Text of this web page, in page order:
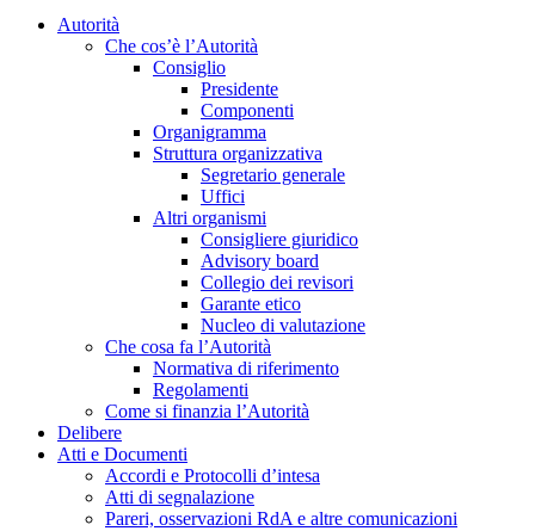
Autorità
Che cos’è l’Autorità
Consiglio
Presidente
Componenti
Organigramma
Struttura organizzativa
Segretario generale
Uffici
Altri organismi
Consigliere giuridico
Advisory board
Collegio dei revisori
Garante etico
Nucleo di valutazione
Che cosa fa l’Autorità
Normativa di riferimento
Regolamenti
Come si finanzia l’Autorità
Delibere
Atti e Documenti
Accordi e Protocolli d’intesa
Atti di segnalazione
Pareri, osservazioni RdA e altre comunicazioni